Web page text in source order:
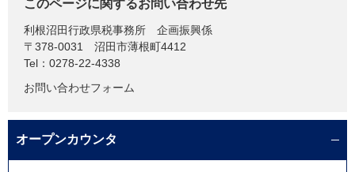
このページに関するお問い合わせ先
利根沼田行政県税事務所
企画振興係
〒378-0031
沼田市薄根町4412
Tel：0278-22-4338
お問い合わせフォーム
オープンカウンタ